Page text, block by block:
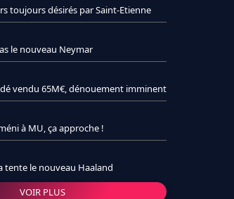
toujours désirés par Saint-Etienne
le nouveau Neymar
vendu 65M€, dénouement imminent
à MU, ça approche !
tente le nouveau Haaland
VOIR PLUS